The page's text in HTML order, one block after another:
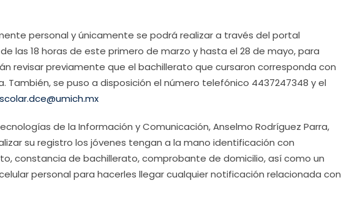
personal y únicamente se podrá realizar a través del portal
las 18 horas de este primero de marzo y hasta el 28 de mayo, para
revisar previamente que el bachillerato que cursaron corresponda con
También, se puso a disposición el número telefónico 4437247348 y el
de la Información y Comunicación, Anselmo Rodríguez Parra,
su registro los jóvenes tengan a la mano identificación con
constancia de bachillerato, comprobante de domicilio, así como un
personal para hacerles llegar cualquier notificación relacionada con